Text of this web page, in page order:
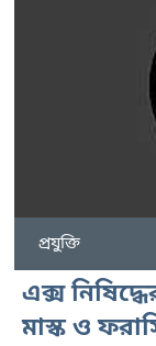
প্রযুক্তি
এক্স
মাস্ক ও